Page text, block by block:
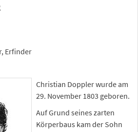
Erfinder
Christian Doppler wurde am
29. November 1803 geboren.
Auf Grund seines zarten
Körperbaus kam der Sohn